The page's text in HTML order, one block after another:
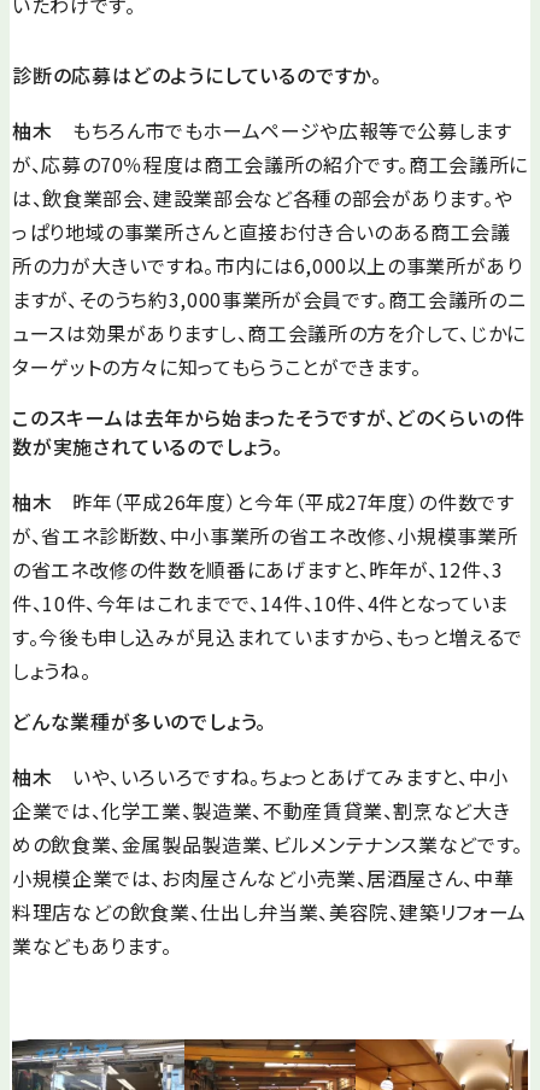
診断の応募はどのようにしているのですか。
柚木 もちろん市でもホームページや広報等で公募します
が、応募の70％程度は商工会議所の紹介です。商工会議所に
は、飲食業部会、建設業部会など各種の部会があります。や
っぱり地域の事業所さんと直接お付き合いのある商工会議
所の力が大きいですね。市内には6,000以上の事業所があり
ますが、そのうち約3,000事業所が会員です。商工会議所のニ
ュースは効果がありますし、商工会議所の方を介して、じかに
ターゲットの方々に知ってもらうことができます。
このスキームは去年から始まったそうですが、どのくらいの件
数が実施されているのでしょう。
柚木 昨年（平成26年度）と今年（平成27年度）の件数です
が、省エネ診断数、中小事業所の省エネ改修、小規模事業所
の省エネ改修の件数を順番にあげますと、昨年が、12件、3
件、10件、今年はこれまでで、14件、10件、4件となっていま
す。今後も申し込みが見込まれていますから、もっと増えるで
しょうね。
どんな業種が多いのでしょう。
柚木 いや、いろいろですね。ちょっとあげてみますと、中小
企業では、化学工業、製造業、不動産賃貸業、割烹など大き
めの飲食業、金属製品製造業、ビルメンテナンス業などです。
小規模企業では、お肉屋さんなど小売業、居酒屋さん、中華
料理店などの飲食業、仕出し弁当業、美容院、建築リフォーム
業などもあります。